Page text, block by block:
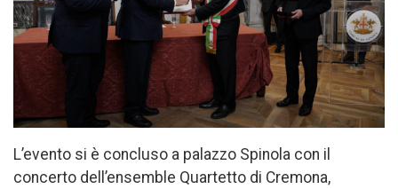
L’evento si è concluso a palazzo Spinola con il
concerto dell’ensemble Quartetto di Cremona,